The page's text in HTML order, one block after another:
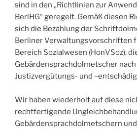
sind in den „Richtlinien zur
BerlHG“ geregelt. Gemäß diesen
sich die Bezahlung der
Berliner Verwaltungsvorschriften
Bereich Sozialwesen (HonVSoz),
Gebärdensprachdolmetscher
Justizvergütungs- und
Wir haben wiederholt auf diese
rechtfertigende
Gebärdensprachdolmetschern und